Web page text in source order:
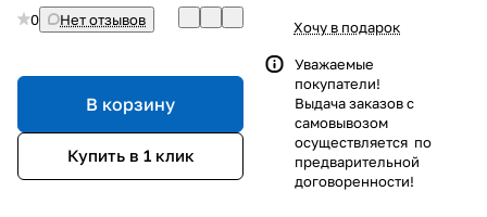
0 Нет отзывов
В корзину
Купить в 1 клик
Хочу в подарок
Уважаемые
покупатели!
Выдача заказов с
самовывозом
осуществляется по
предварительной
договоренности!